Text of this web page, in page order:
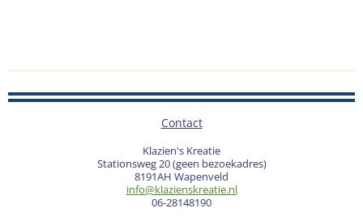
Contact
Klazien's Kreatie
Stationsweg 20 (geen bezoekadres)
8191AH Wapenveld
info@klazienskreatie.nl
06-28148190